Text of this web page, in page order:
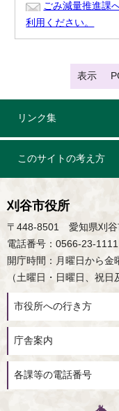
ごみ減量推進課
利用ください。
表示
リンク集
このサイトの考え方
刈谷市役所
〒448-8501 愛知県刈谷
電話番号：0566-23-1111
開庁時間：月曜日から
（土曜日・日曜日、祝
市役所への行き方
庁舎案内
各課等の電話番号